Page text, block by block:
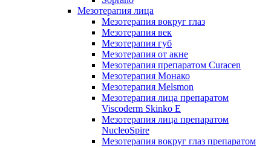
Мезотерапия лица
Мезотерапия вокруг глаз
Мезотерапия век
Мезотерапия губ
Мезотерапия от акне
Мезотерапия препаратом Curacen
Мезотерапия Монако
Мезотерапия Melsmon
Мезотерапия лица препаратом
Viscoderm Skinko E
Мезотерапия лица препаратом
NucleoSpire
Мезотерапия вокруг глаз препаратом